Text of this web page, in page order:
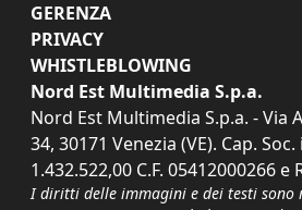
GERENZA
PRIVACY
WHISTLEBLOWING
Nord Est Multimedia S.p.a.
Nord Est Multimedia S.p.a. - Via
34, 30171 Venezia (VE). Cap. Soc.
1.432.522,00 C.F. 05412000266 e
I diritti delle immagini e dei testi sono